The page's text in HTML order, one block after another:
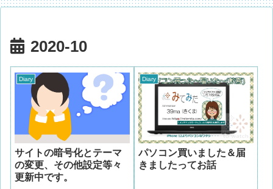
2020-10
Diary
サイトの暗号化とテーマ
の変更、その他設定等々
更新中です。
Diary
パソコン買いました＆届
きましたってお話